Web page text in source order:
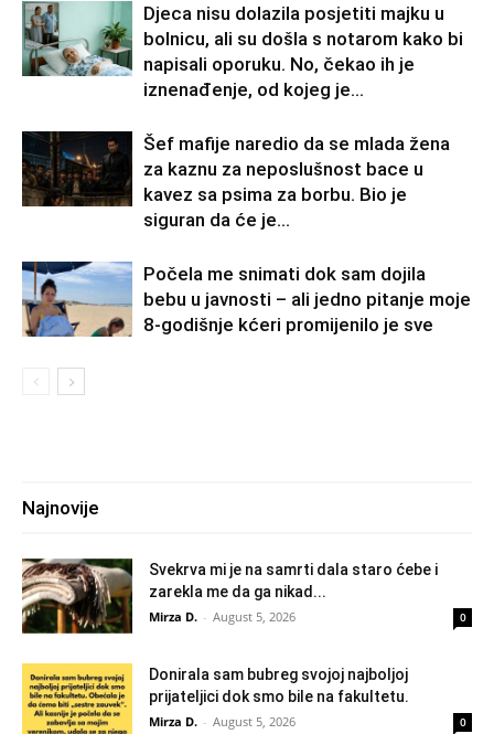
Djeca nisu dolazila posjetiti majku u
bolnicu, ali su došla s notarom kako bi
napisali oporuku. No, čekao ih je
iznenađenje, od kojeg je...
Šef mafije naredio da se mlada žena
za kaznu za neposlušnost bace u
kavez sa psima za borbu. Bio je
siguran da će je...
Počela me snimati dok sam dojila
bebu u javnosti – ali jedno pitanje moje
8-godišnje kćeri promijenilo je sve
Najnovije
Svekrva mi je na samrti dala staro ćebe i
zarekla me da ga nikad...
Mirza D. - August 5, 2026 0
Donirala sam bubreg svojoj najboljoj
prijateljici dok smo bile na fakultetu.
Mirza D. - August 5, 2026 0